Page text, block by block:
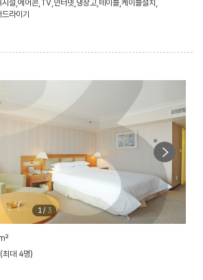
시설,에어콘,TV,인터넷,냉장고,테이블,케이블설치,
라이기
1 / 3
최대 4명)